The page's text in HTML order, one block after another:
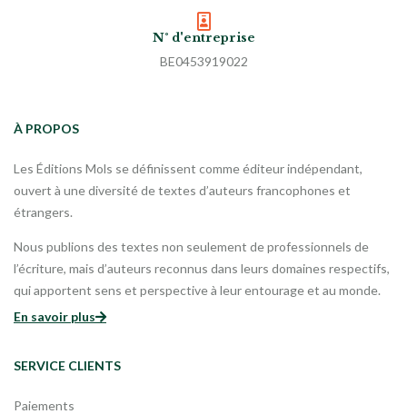
N° d'entreprise
BE0453919022
À PROPOS
Les Éditions Mols se définissent comme éditeur indépendant,
ouvert à une diversité de textes d’auteurs francophones et
étrangers.
Nous publions des textes non seulement de professionnels de
l’écriture, mais d’auteurs reconnus dans leurs domaines respectifs,
qui apportent sens et perspective à leur entourage et au monde.
En savoir plus
SERVICE CLIENTS
Paiements